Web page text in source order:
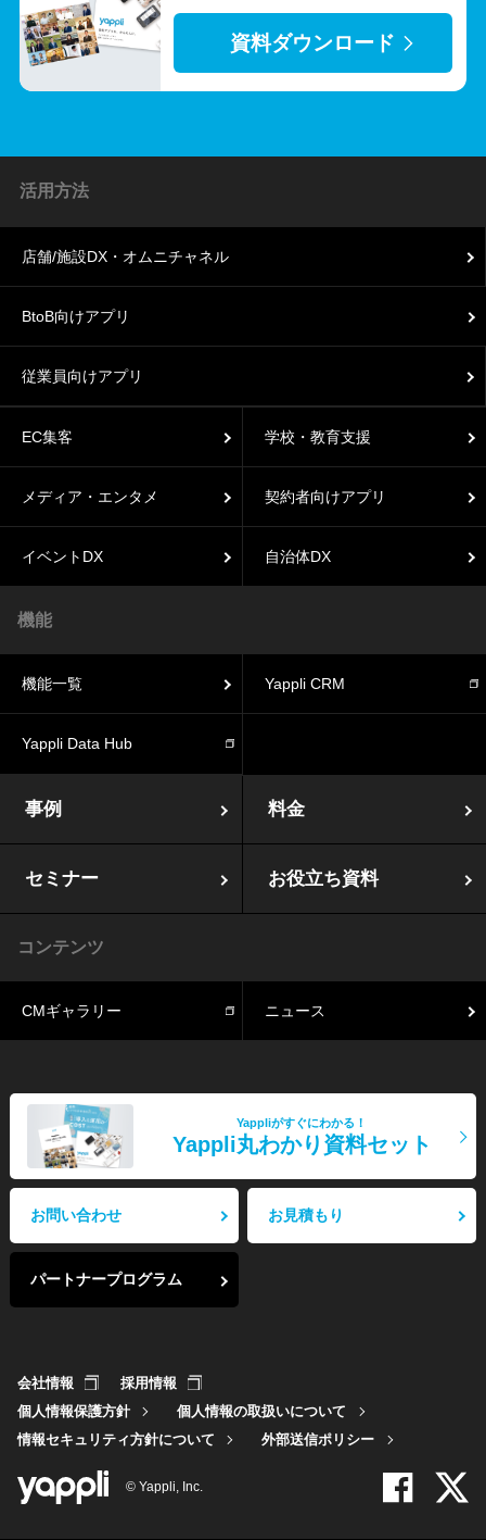
資料ダウンロード
事例 料金
セミナー お役立ち資料
活用方法
店舗/施設DX・オムニチャネル
BtoB向けアプリ
従業員向けアプリ
EC集客 学校・教育支援
メディア・エンタメ 契約者向けアプリ
イベントDX 自治体DX
機能
機能一覧 Yappli CRM
Yappli Data Hub
コンテンツ
CMギャラリー ニュース
Yappliがすぐにわかる！
Yappli丸わかり資料セット
お問い合わせ お見積もり
パートナープログラム
会社情報
採用情報
個人情報保護方針
個人情報の取扱いについて
情報セキュリティ方針について
外部送信ポリシー
© Yappli, Inc.